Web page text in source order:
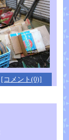
[コメント(0)]